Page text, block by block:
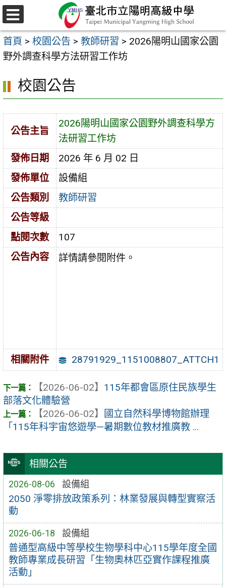
跳
至
主
要
容
區
選
單
首頁 > 校園公告 > 教師研習 > 2026陽明山國家公園
野外調查科學方法研習工作坊
相關公告
2026-08-06 設備組
2050 淨零排放政策系列：林業發展與轉型實察活
動
2026-06-18 設備組
普通型高級中等學校生物學科中心115學年度全國
教師專業成長研習「生物奧林匹亞實作課程推廣
活動」
校園公告
公告主旨
2026陽明山國家公園野外調查科學方
法研習工作坊
發佈日期
2026 年 6 月 02 日
發佈單位
設備組
公告類別
教師研習
公告等級
點閱次數
107
公告內容
詳情請參閱附件。
相關附件 28791929_1151008807_ATTCH1
【2026-06-02】 115年都會區原住民族學生
部落文化體驗營
【2026-06-02】
國立自然科學博物館辦理
「115年科宇宙悠遊學—暑期數位教材推廣教 ...